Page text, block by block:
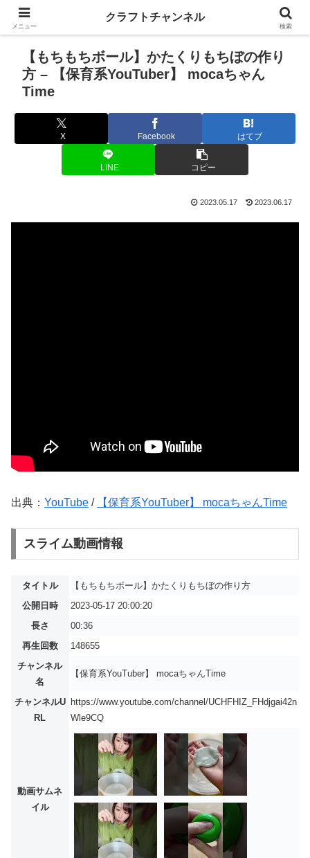
【もちもちボール】かたくりもちぼの作り
方 – 【保育系YouTuber】 mocaちゃん
Time
X Facebook はてブ
LINE コピー
2023.05.17 2023.06.17
出典： YouTube / 【保育系YouTuber】 mocaちゃんTime
スライム動画情報
タイトル
【もちもちボール】かたくりもちぼの作り方
公開日時
2023-05-17 20:00:20
長さ
00:36
再生回数
148655
チャンネル
名
【保育系YouTuber】 mocaちゃんTime
チャンネルU
RL
https://www.youtube.com/channel/UCHFHIZ_FHdjgai42n
Wle9CQ
動画サムネ
イル
メニュー
クラフトチャンネル
検索